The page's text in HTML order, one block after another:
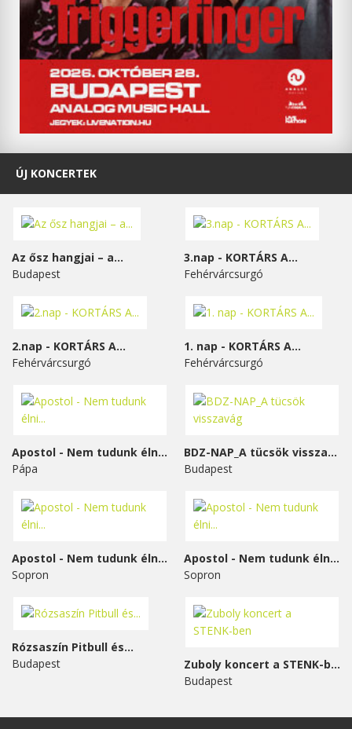
ÚJ KONCERTEK
Az ősz hangjai – a...
Budapest
3.nap - KORTÁRS A...
Fehérvárcsurgó
2.nap - KORTÁRS A...
Fehérvárcsurgó
1. nap - KORTÁRS A...
Fehérvárcsurgó
Apostol - Nem tudunk élni...
Pápa
BDZ-NAP_A tücsök visszavág
Budapest
Apostol - Nem tudunk élni...
Sopron
Apostol - Nem tudunk élni...
Sopron
Rózsaszín Pitbull és...
Budapest
Zuboly koncert a STENK-ben
Budapest